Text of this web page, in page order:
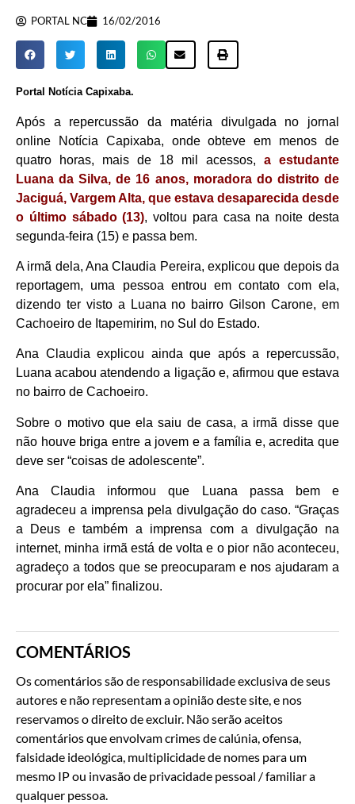
PORTAL NC 16/02/2016
Portal Notícia Capixaba.
Após a repercussão da matéria divulgada no jornal
online Notícia Capixaba, onde obteve em menos de
quatro horas, mais de 18 mil acessos, a estudante
Luana da Silva, de 16 anos, moradora do distrito de
Jaciguá, Vargem Alta, que estava desaparecida desde
o último sábado (13), voltou para casa na noite desta
segunda-feira (15) e passa bem.
A irmã dela, Ana Claudia Pereira, explicou que depois da
reportagem, uma pessoa entrou em contato com ela,
dizendo ter visto a Luana no bairro Gilson Carone, em
Cachoeiro de Itapemirim, no Sul do Estado.
Ana Claudia explicou ainda que após a repercussão,
Luana acabou atendendo a ligação e, afirmou que estava
no bairro de Cachoeiro.
Sobre o motivo que ela saiu de casa, a irmã disse que
não houve briga entre a jovem e a família e, acredita que
deve ser “coisas de adolescente”.
Ana Claudia informou que Luana passa bem e
agradeceu a imprensa pela divulgação do caso. “Graças
a Deus e também a imprensa com a divulgação na
internet, minha irmã está de volta e o pior não aconteceu,
agradeço a todos que se preocuparam e nos ajudaram a
procurar por ela” finalizou.
COMENTÁRIOS
Os comentários são de responsabilidade exclusiva de seus
autores e não representam a opinião deste site, e nos
reservamos o direito de excluir. Não serão aceitos
comentários que envolvam crimes de calúnia, ofensa,
falsidade ideológica, multiplicidade de nomes para um
mesmo IP ou invasão de privacidade pessoal / familiar a
qualquer pessoa.